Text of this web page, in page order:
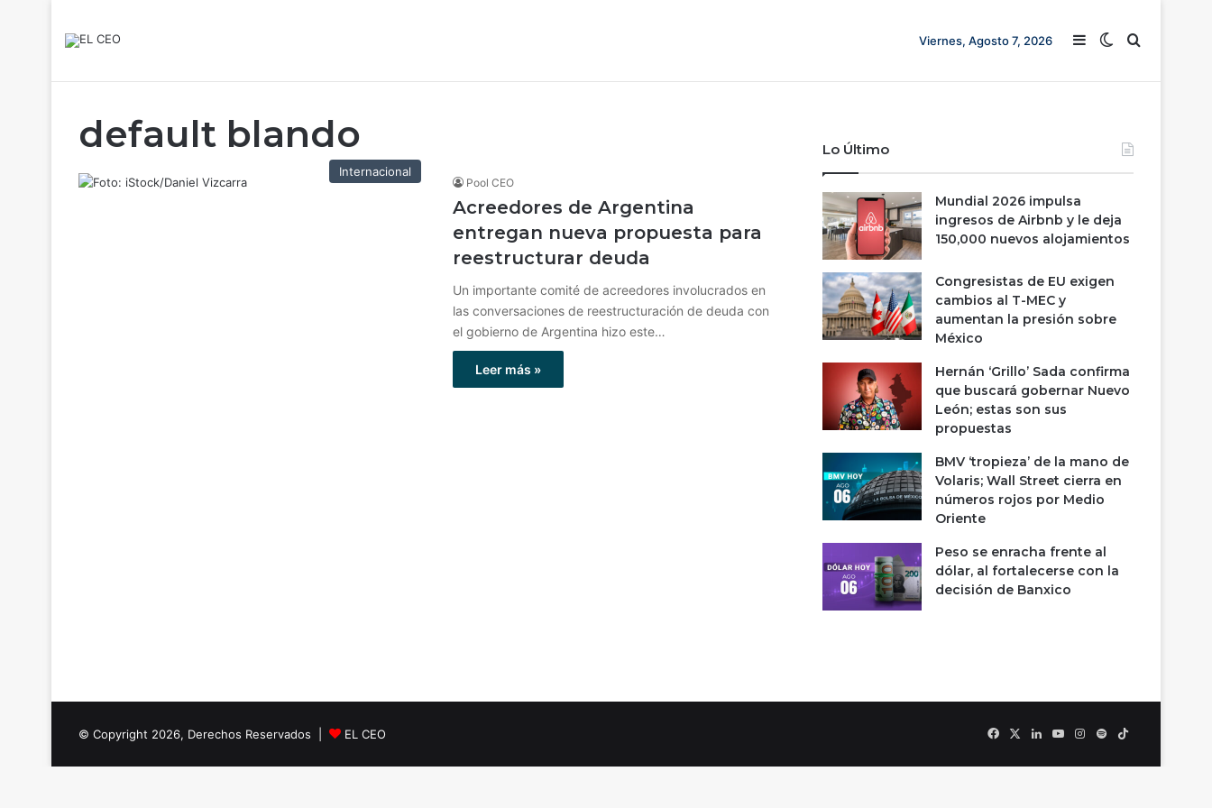
Viernes, Agosto 7, 2026 Barra lateral
Switch skin
Buscar
default blando
Internacional
Pool CEO
Acreedores de Argentina
entregan nueva propuesta para
reestructurar deuda
Un importante comité de acreedores involucrados en
las conversaciones de reestructuración de deuda con
el gobierno de Argentina hizo este…
Leer más »
Lo Último
Mundial 2026 impulsa
ingresos de Airbnb y le deja
150,000 nuevos alojamientos
Congresistas de EU exigen
cambios al T-MEC y
aumentan la presión sobre
México
Hernán ‘Grillo’ Sada confirma
que buscará gobernar Nuevo
León; estas son sus
propuestas
BMV ‘tropieza’ de la mano de
Volaris; Wall Street cierra en
números rojos por Medio
Oriente
Peso se enracha frente al
dólar, al fortalecerse con la
decisión de Banxico
© Copyright 2026, Derechos Reservados | EL CEO FacebookLinkedInYouTubeInstagram
SpotifyTikTok